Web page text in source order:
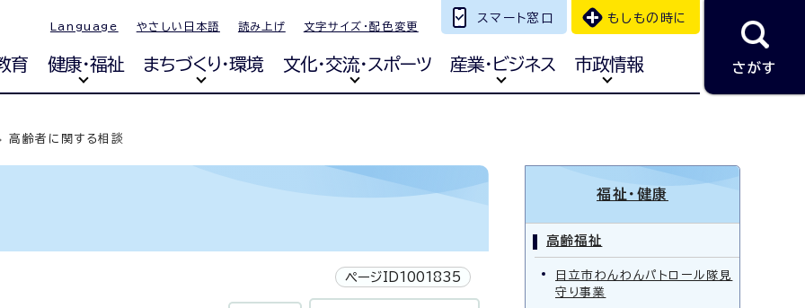
Language やさしい日本語 読み上げ 文字サイズ・配色変更
スマート窓口 もしもの時に
育 健康・福祉 まちづくり・環境 文化・交流・スポーツ 産業・ビジネス 市政情報 さがす
高齢者に関する相談
ページID1001835
福祉・健康
高齢福祉
日立市わんわんパトロール隊見
守り事業